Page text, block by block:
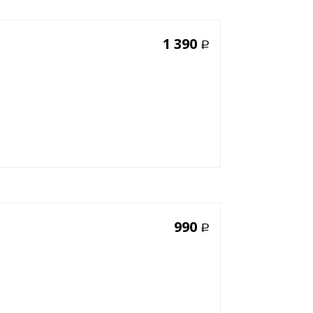
1 390 Р
990 Р